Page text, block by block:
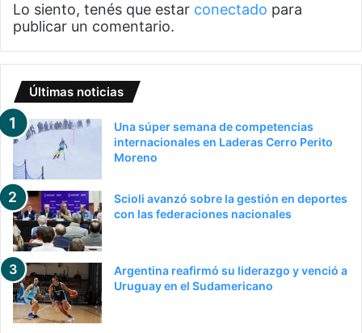
Lo siento, tenés que estar conectado para
publicar un comentario.
Últimas noticias
Una súper semana de competencias
internacionales en Laderas Cerro Perito
Moreno
Scioli avanzó sobre la gestión en deportes
con las federaciones nacionales
Argentina reafirmó su liderazgo y venció a
Uruguay en el Sudamericano